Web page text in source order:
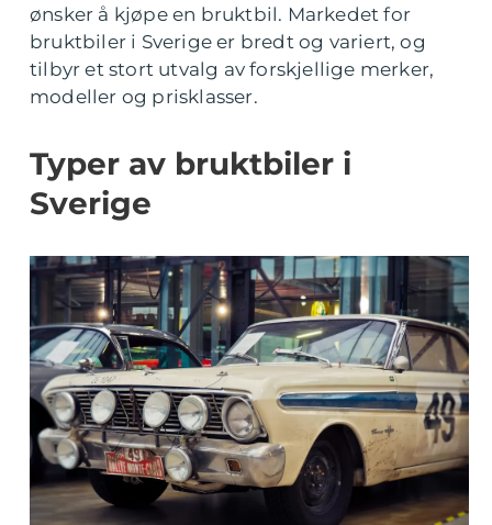
ønsker å kjøpe en bruktbil. Markedet for
bruktbiler i Sverige er bredt og variert, og
tilbyr et stort utvalg av forskjellige merker,
modeller og prisklasser.
Typer av bruktbiler i
Sverige